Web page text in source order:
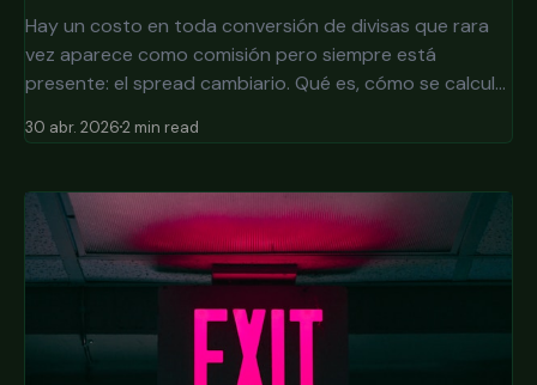
Hay un costo en toda conversión de divisas que rara
vez aparece como comisión pero siempre está
presente: el spread cambiario. Qué es, cómo se calcula
30 abr. 20262 min read